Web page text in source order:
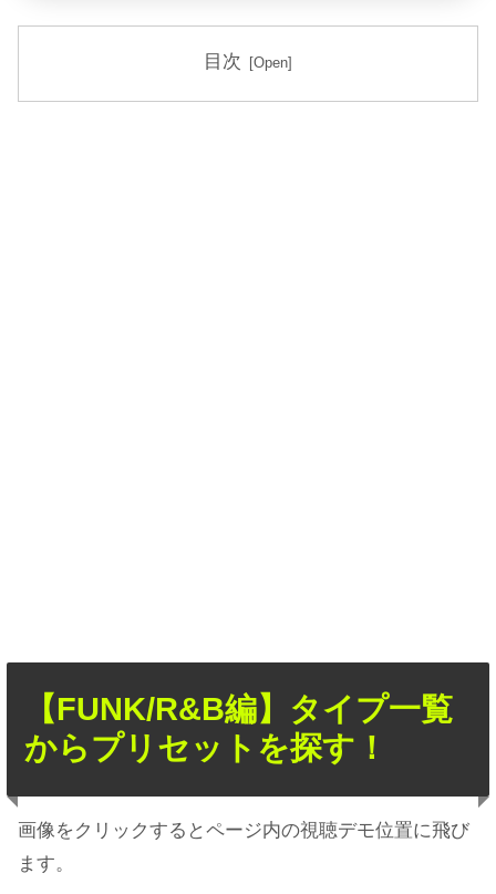
目次
【FUNK/R&B編】タイプ一覧
からプリセットを探す！
画像をクリックするとページ内の視聴デモ位置に飛び
ます。